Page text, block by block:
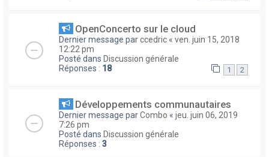
OpenConcerto sur le cloud
Dernier message parccedric « ven. juin 15, 2018
12:22 pm
Posté dans Discussion générale
Réponses : 18 1 2
Développements communautaires
Dernier message parCombo « jeu. juin 06, 2019
7:26 pm
Posté dans Discussion générale
Réponses : 3